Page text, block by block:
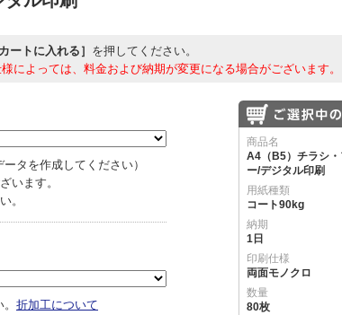
カートに入れる］ を押してください。
によっては、料金および納期が変更になる場合がございます。
タを作成してください）
います。
。
折加工について
商品名
A4（B5）チラシ
ー/デジタル印刷
用紙種類
コート90kg
納期
1日
印刷仕様
両面モノクロ
数量
80枚